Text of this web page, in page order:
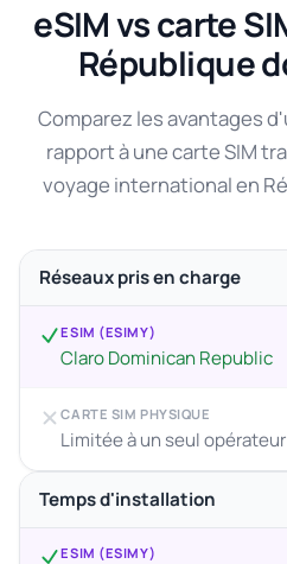
eSIM vs carte
République
Comparez les avantages
rapport à une carte SIM
voyage international en
Réseaux pris en charge
ESIM (ESIMY)
Claro Dominican Republic
CARTE SIM PHYSIQUE
Limitée à un seul
Temps d'installation
ESIM (ESIMY)